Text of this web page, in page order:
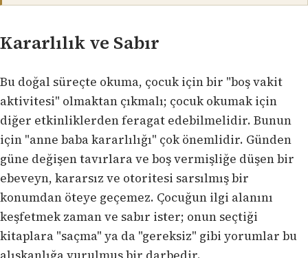
Kararlılık ve Sabır
Bu doğal süreçte okuma, çocuk için bir "boş vakit
aktivitesi" olmaktan çıkmalı; çocuk okumak için
diğer etkinliklerden feragat edebilmelidir. Bunun
için "anne baba kararlılığı" çok önemlidir. Günden
güne değişen tavırlara ve boş vermişliğe düşen bir
ebeveyn, kararsız ve otoritesi sarsılmış bir
konumdan öteye geçemez. Çocuğun ilgi alanını
keşfetmek zaman ve sabır ister; onun seçtiği
kitaplara "saçma" ya da "gereksiz" gibi yorumlar bu